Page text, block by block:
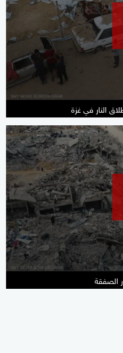
1
minute,
57
seconds
النار في غزة
0
seconds
of
2
minutes,
23
seconds
الصفقة